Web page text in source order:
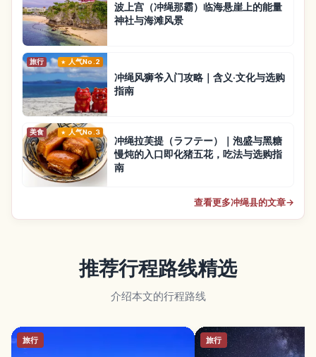
波上宫（冲绳那霸）临海悬崖上的能量
神社与海滩风景
旅行 人气No.2
冲绳风狮爷入门攻略｜含义·文化与选购
指南
美食 人气No.3
冲绳拉芙提（ラフテー）｜泡盛与黑糖
慢炖的入口即化猪五花，吃法与选购指
南
查看更多冲绳县的文章→
推荐行程路线精选
介绍本文的行程路线
旅行 旅行